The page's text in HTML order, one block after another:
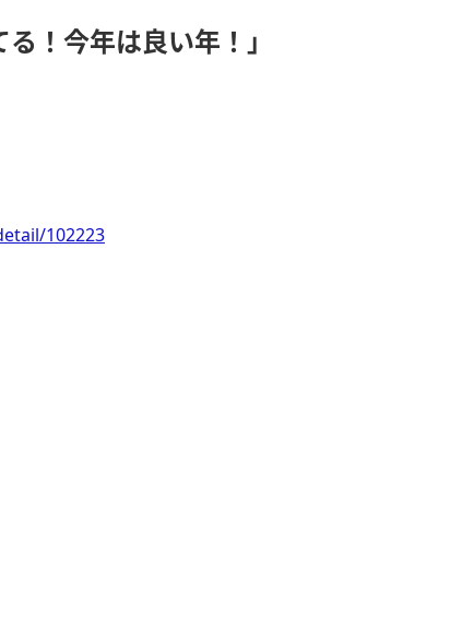
！今年は良い年！」
102223